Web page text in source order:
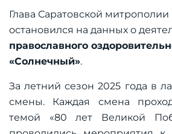
Глава Саратовской
остановился на данных о
православного
«Солнечный».
За летний сезон 2025 года в
смены. Каждая смена
темой «80 лет Великой